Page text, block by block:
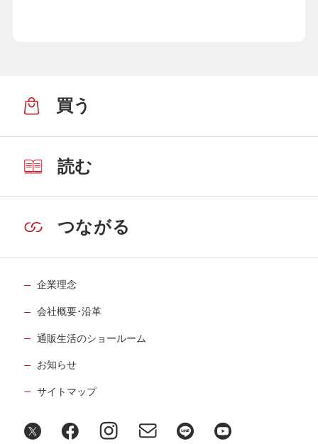
買う
読む
つながる
企業理念
会社概要･沿革
通販生活のショールーム
お知らせ
サイトマップ